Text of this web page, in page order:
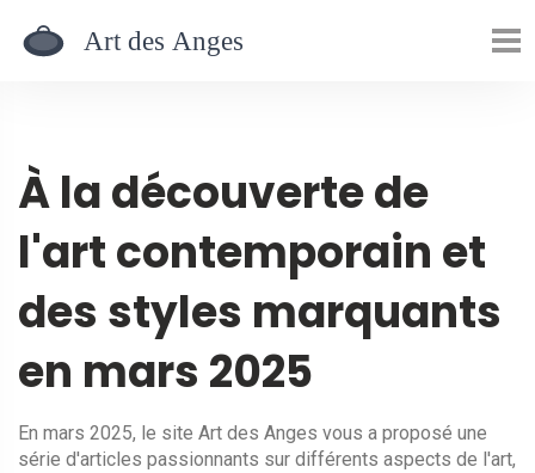
À la découverte de
l'art contemporain et
des styles marquants
en mars 2025
En mars 2025, le site Art des Anges vous a proposé une
série d'articles passionnants sur différents aspects de l'art,